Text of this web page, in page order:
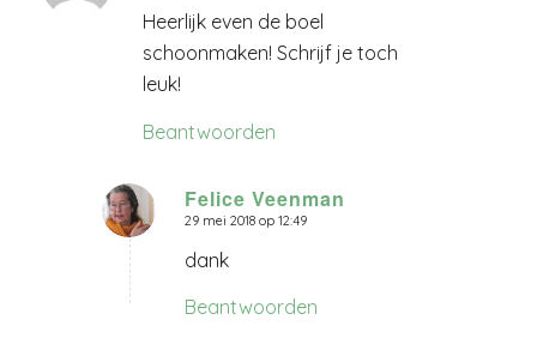
Heerlijk even de boel
schoonmaken! Schrijf je toch
leuk!
Beantwoorden
Felice Veenman
zegt:
29 mei 2018 op 12:49
dank
Beantwoorden